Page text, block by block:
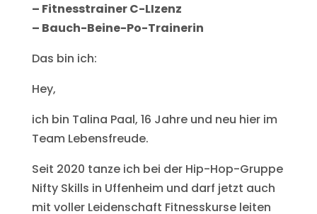
– Fitnesstrainer C-LIzenz
– Bauch-Beine-Po-Trainerin
Das bin ich:
Hey,
ich bin Talina Paal, 16 Jahre und neu hier im
Team Lebensfreude.
Seit 2020 tanze ich bei der Hip-Hop-Gruppe
Nifty Skills in Uffenheim und darf jetzt auch
mit voller Leidenschaft Fitnesskurse leiten